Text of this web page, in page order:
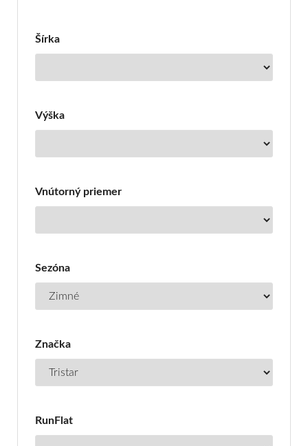
Pneumatiky
Tristar
Šírka
Výška
Vnútorný priemer
Sezóna
Značka
RunFlat